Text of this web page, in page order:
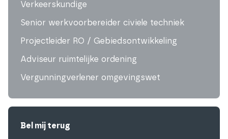
Verkeerskundige
Senior werkvoorbereider civiele techniek
Projectleider RO / Gebiedsontwikkeling
Adviseur ruimtelijke ordening
Vergunningverlener omgevingswet
Bel mij terug